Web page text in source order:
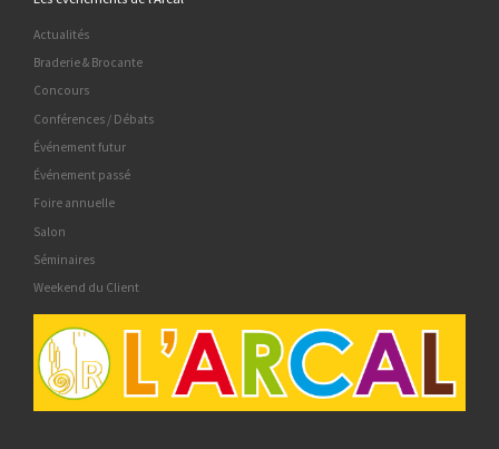
Actualités
Braderie & Brocante
Concours
Conférences / Débats
Événement futur
Événement passé
Foire annuelle
Salon
Séminaires
Weekend du Client